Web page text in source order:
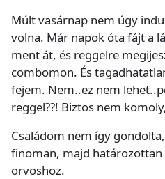
Múlt vasárnap nem úgy
volna. Már napok óta fájt a
ment át, és reggelre
combomon. És
fejem. Nem..ez nem
reggel??! Biztos nem
Családom nem így
finoman, majd
orvoshoz.